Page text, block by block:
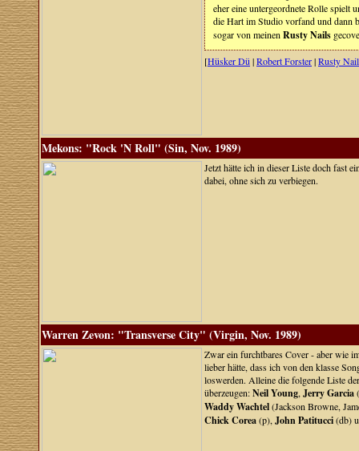
eher eine untergeordnete Rolle spielt
die Hart im Studio vorfand und dann
sogar von meinen Rusty Nails
[Hüsker Dü |Robert Forster|Rusty
Mekons: "Rock 'N Roll" (Sin, Nov. 1989)
Jetzt hätte ich in dieser Liste doch fast
dabei, ohne sich zu verbiegen.
Warren Zevon: "Transverse City" (Virgin, Nov. 1989)
Zwar ein furchtbares Cover - aber wie
lieber hätte, dass ich von den klasse
loswerden. Alleine die folgende Liste
überzeugen:Neil Young, Jerry Garcia
Waddy Wachtel(Jackson Browne,
Chick Corea(p), John Patitucci(db)